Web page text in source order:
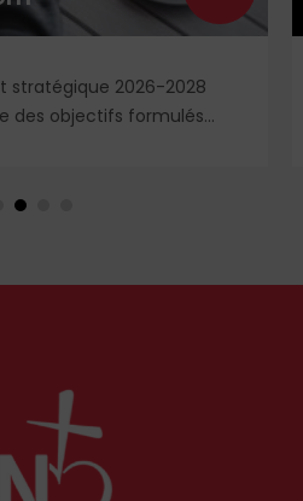
stratégique 2026-2028
des objectifs formulés
liberticide de